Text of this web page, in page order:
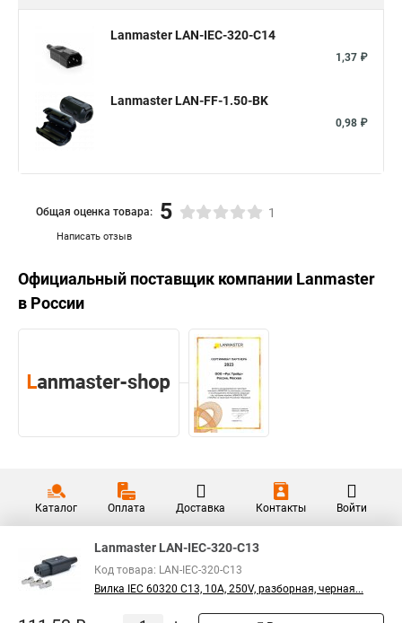
Lanmaster LAN-IEC-320-C14
1,37 ₽
Lanmaster LAN-FF-1.50-BK
0,98 ₽
Написать отзыв
Общая оценка товара: 5 1
Официальный поставщик компании Lanmaster
в России
Каталог Оплата Доставка Контакты Войти
Lanmaster LAN-IEC-320-C13
Код товара: LAN-IEC-320-C13
Вилка IEC 60320 C13, 10A, 250V, разборная, черная...